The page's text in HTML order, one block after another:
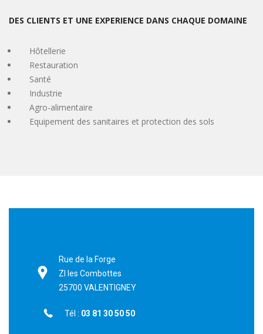
DES CLIENTS ET UNE EXPERIENCE DANS CHAQUE DOMAINE
Hôtellerie
Restauration
Santé
Industrie
Agro-alimentaire
Equipement des sanitaires et protection des sols
Rue de la Forge
ZI les Combottes
25700 VALENTIGNEY
Tél : 03 81 30 50 50